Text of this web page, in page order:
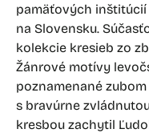
pamäťových inštitúcií
na Slovensku.
kolekcie kresieb zo
Žánrové motívy
poznamenané
s bravúrne
kresbou zachytil